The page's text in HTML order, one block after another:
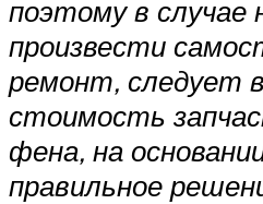
поэтому в случае
произвести
ремонт, следует
стоимость
фена, на
правильное